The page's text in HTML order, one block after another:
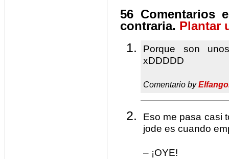
56 Comentarios
contraria. Plantar
Porque son
xDDDDD
Comentario by
Eso me pasa casi
jode es cuando
– ¡OYE!